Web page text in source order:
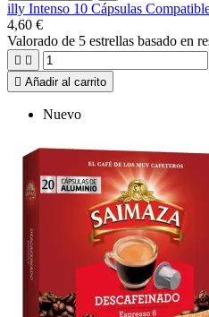
illy Intenso 10 Cápsulas
4,60 €
Valorado de 5 estrellas basado en
 
 Añadir al carrito
Nuevo